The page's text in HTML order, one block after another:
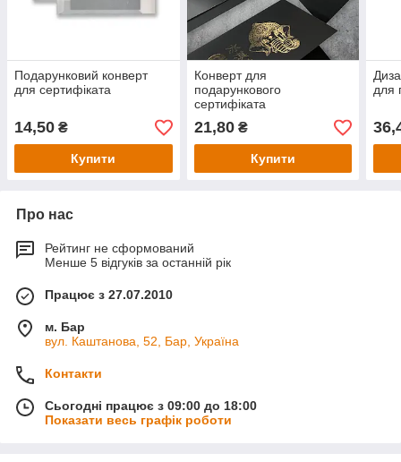
Подарунковий конверт
для сертифіката
14,50 ₴
Купити
Конверт для
подарункового
сертифіката
21,80₴
Купити
для
Про нас
Рейтинг не сформований
Менше 5 відгуків за останній рік
Працює з 27.07.2010
м. Бар
вул. Каштанова, 52, Бар, Україна
Контакти
Сьогодні працює з 09:00 до 18:00
Показати весь графік роботи